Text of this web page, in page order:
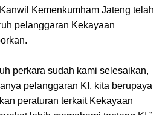
Kemenkumham Jateng telah
pelanggaran Kekayaan
perkara sudah kami selesaikan,
pelanggaran KI, kita berupaya
peraturan terkait Kekayaan